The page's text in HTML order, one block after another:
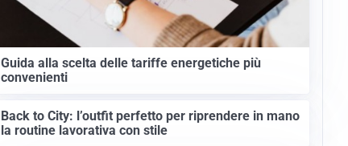
Guida alla scelta delle tariffe energetiche più
convenienti
Back to City: l’outfit perfetto per riprendere in mano
la routine lavorativa con stile